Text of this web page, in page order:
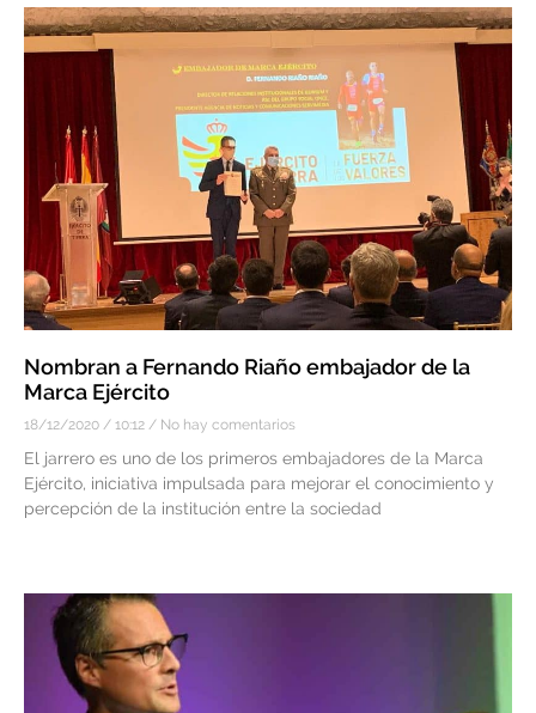
Nombran a Fernando Riaño embajador de la
Marca Ejército
18/12/2020 10:12 No hay comentarios
El jarrero es uno de los primeros embajadores de la Marca
Ejército, iniciativa impulsada para mejorar el conocimiento y
percepción de la institución entre la sociedad